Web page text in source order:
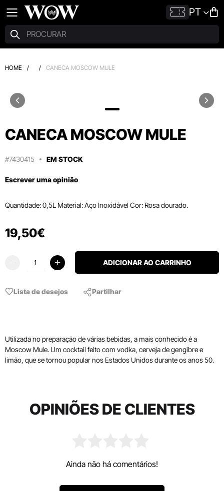
PT
HOME / / CANECA MOSCOW MULE
CANECA MOSCOW MULE
#7430415 EM STOCK
Escrever uma opinião
Quantidade: 0,5L Material: Aço Inoxidável Cor: Rosa dourado.
19,50€
ADICIONAR AO CARRINHO
Lista de desejos Partilhar
Utilizada no preparação de várias bebidas, a mais conhecido é a
Moscow Mule. Um cocktail feito com vodka, cerveja de gengibre e
limão, que se tornou popular nos Estados Unidos durante os anos 50.
OPINIÕES DE CLIENTES
Ainda não há comentários!